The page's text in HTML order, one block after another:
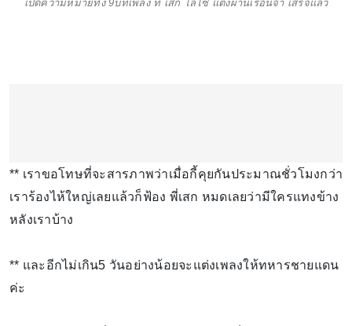
เปิดความหมายทั้ง 9บทเพลง ที่ เสก โลโซ แต่งผ่านเรือนจำ เสร็จแล้ว
** เราขอโทษที่จะสารภาพว่าเมื่อกี้คุยกันประมาณชั่วโมงกว่า
เราร้องไห้ใหญ่เลยแล้วก็ฟ้อง พี่เสก หมดเลยว่ามีใครแทงข้าง
หลังเราบ้าง
** และอีกไม่เกิน5 วันอย่างน้อยจะแต่งเพลงให้ทหารชายแดน
ค่ะ